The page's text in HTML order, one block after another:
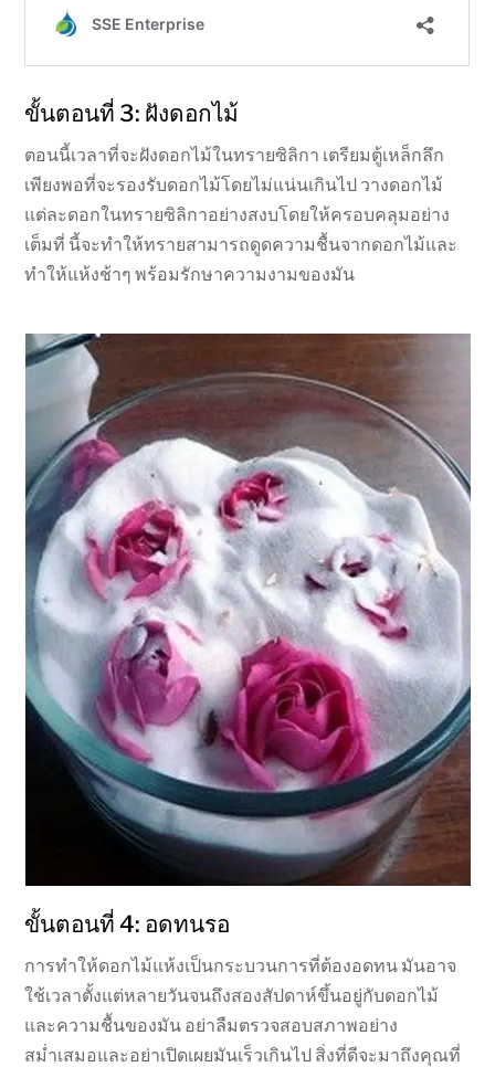
ขั้นตอนที่ 3: ฝังดอกไม้
ตอนนี้เวลาที่จะฝังดอกไม้ในทรายซิลิกา เตรียมตู้เหล็กลึก
เพียงพอที่จะรองรับดอกไม้โดยไม่แน่นเกินไป วางดอกไม้
แต่ละดอกในทรายซิลิกาอย่างสงบโดยให้ครอบคลุมอย่าง
เต็มที่ นี้จะทำให้ทรายสามารถดูดความชื้นจากดอกไม้และ
ทำให้แห้งช้าๆ พร้อมรักษาความงามของมัน
ขั้นตอนที่ 4: อดทนรอ
การทำให้ดอกไม้แห้งเป็นกระบวนการที่ต้องอดทน มันอาจ
ใช้เวลาตั้งแต่หลายวันจนถึงสองสัปดาห์ขึ้นอยู่กับดอกไม้
และความชื้นของมัน อย่าลืมตรวจสอบสภาพอย่าง
สม่ำเสมอและอย่าเปิดเผยมันเร็วเกินไป สิ่งที่ดีจะมาถึงคุณที่